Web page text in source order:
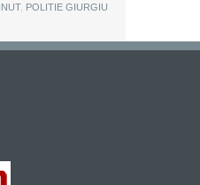
, POLITIE GIURGIU